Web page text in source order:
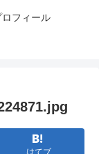
ロフィール
はてブ